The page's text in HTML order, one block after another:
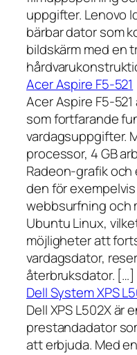
uppgifter. Lenovo
bärbar dator som
bildskärm med en
Acer Aspire F5-521
Acer Aspire F5-
som fortfarande
vardagsuppgifter.
processor, 4 GB
Radeon-grafik och
den för
webbsurfning och
Ubuntu Linux,
möjligheter att
vardagsdator,
återbruksdator. […]
Dell System XPS
Dell XPS L502X är
prestandadator
att erbjuda. Med